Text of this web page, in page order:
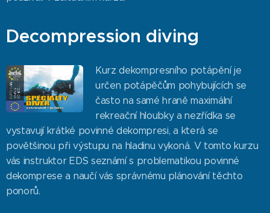
Decompression diving
Kurz dekompresního potápění je
určen potápěčům pohybujících se
často na samé hraně maximální
rekreační hloubky a nezřídka se
vystavují krátké povinné dekompresi, a která se
povětšinou při výstupu na hladinu vykoná. V tomto kurzu
vás instruktor EDS seznámí s problematikou povinné
dekomprese a naučí vás správnému plánování těchto
ponorů.